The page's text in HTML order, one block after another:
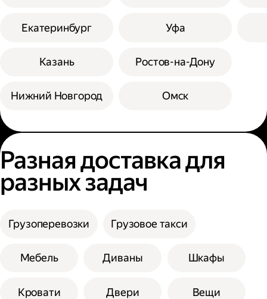
Екатеринбург
Казань
Нижний Новгород
Уфа
Ростов-на-Дону
Омск
Разная доставка для
разных задач
Грузоперевозки Грузовое такси
Мебель Диваны Шкафы
Кровати Двери Вещи